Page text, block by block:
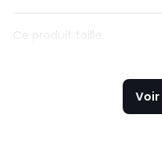
Ce produit taille
Voir